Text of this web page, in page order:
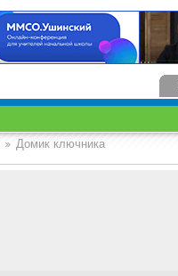
Домик ключника